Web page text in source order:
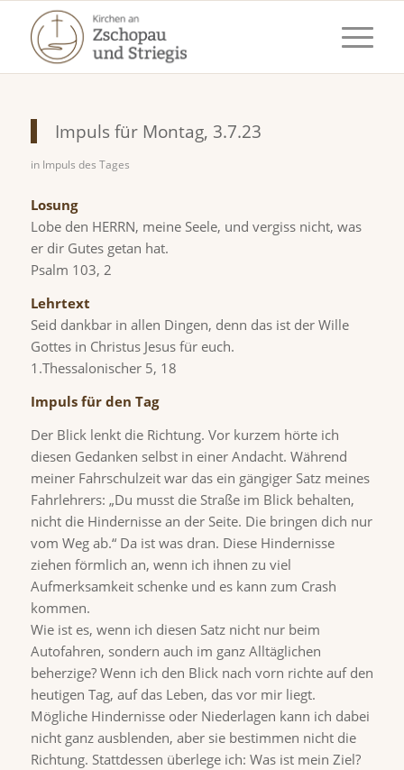
Impuls für Montag, 3.7.23
in Impuls des Tages
Losung
Lobe den HERRN, meine Seele, und vergiss nicht, was
er dir Gutes getan hat.
Psalm 103, 2
Lehrtext
Seid dankbar in allen Dingen, denn das ist der Wille
Gottes in Christus Jesus für euch.
1.Thessalonischer 5, 18
Impuls für den Tag
Der Blick lenkt die Richtung. Vor kurzem hörte ich
diesen Gedanken selbst in einer Andacht. Während
meiner Fahrschulzeit war das ein gängiger Satz meines
Fahrlehrers: „Du musst die Straße im Blick behalten,
nicht die Hindernisse an der Seite. Die bringen dich nur
vom Weg ab.“ Da ist was dran. Diese Hindernisse
ziehen förmlich an, wenn ich ihnen zu viel
Aufmerksamkeit schenke und es kann zum Crash
kommen.
Wie ist es, wenn ich diesen Satz nicht nur beim
Autofahren, sondern auch im ganz Alltäglichen
beherzige? Wenn ich den Blick nach vorn richte auf den
heutigen Tag, auf das Leben, das vor mir liegt.
Mögliche Hindernisse oder Niederlagen kann ich dabei
nicht ganz ausblenden, aber sie bestimmen nicht die
Richtung. Stattdessen überlege ich: Was ist mein Ziel?